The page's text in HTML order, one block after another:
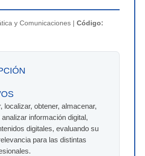
y Comunicaciones | Código:
localizar, obtener, almacenar,
información digital,
digitales, evaluando su
para las distintas